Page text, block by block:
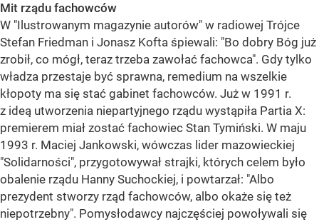
Mit rządu fachowców
W "Ilustrowanym magazynie autorów" w radiowej Trójce
Stefan Friedman i Jonasz Kofta śpiewali: "Bo dobry Bóg już
zrobił, co mógł, teraz trzeba zawołać fachowca". Gdy tylko
władza przestaje być sprawna, remedium na wszelkie
kłopoty ma się stać gabinet fachowców. Już w 1991 r.
z ideą utworzenia niepartyjnego rządu wystąpiła Partia X:
premierem miał zostać fachowiec Stan Tymiński. W maju
1993 r. Maciej Jankowski, wówczas lider mazowieckiej
"Solidarności", przygotowywał strajki, których celem było
obalenie rządu Hanny Suchockiej, i powtarzał: "Albo
prezydent stworzy rząd fachowców, albo okaże się też
niepotrzebny". Pomysłodawcy najczęściej powoływali się